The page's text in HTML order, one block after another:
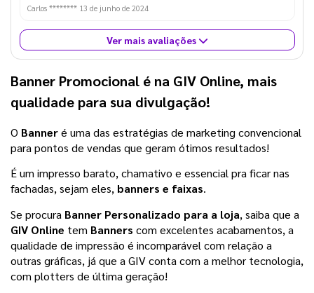
Carlos ******** 13 de junho de 2024
Ver mais avaliações
Banner Promocional é na GIV Online, mais
qualidade para sua divulgação!
O Banneré uma das estratégias de marketing convencional
para pontos de vendas que geram ótimos resultados!
É um impresso barato, chamativo e essencial pra ficar nas
fachadas, sejam eles, banners e faixas.
Se procura Banner Personalizado para a loja
GIV Online tem Banners com excelentes acabamentos, a
qualidade de impressão é incomparável com relação a
outras gráficas, já que a GIV conta com a melhor tecnologia,
com plotters de última geração!